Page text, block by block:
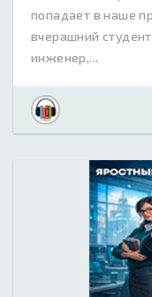
попадает в наше
вчерашний
инженер,...